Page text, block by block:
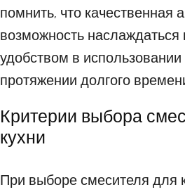
помнить, что качественная
возможность
удобством в
протяжении долгого
Критерии выбора
кухни
При выборе смесителя для